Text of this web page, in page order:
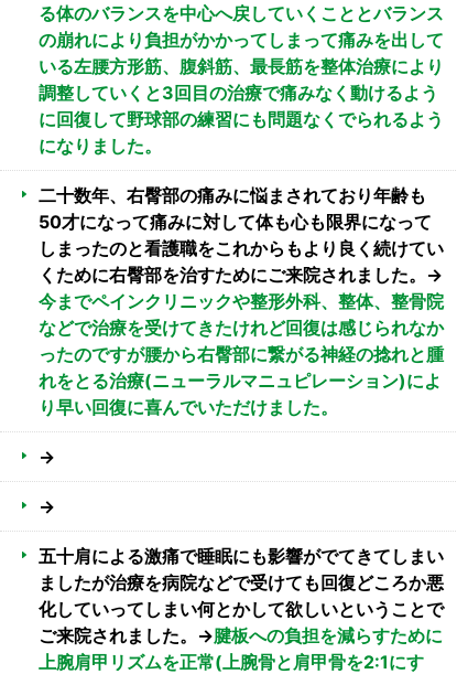
る体のバランスを中心へ戻していくこととバランス
の崩れにより負担がかかってしまって痛みを出して
いる左腰方形筋、腹斜筋、最長筋を整体治療により
調整していくと3回目の治療で痛みなく動けるよう
に回復して野球部の練習にも問題なくでられるよう
になりました。
二十数年、右臀部の痛みに悩まされており年齢も
50才になって痛みに対して体も心も限界になって
しまったのと看護職をこれからもより良く続けてい
くために右臀部を治すためにご来院されました。→
今までペインクリニックや整形外科、整体、整骨院
などで治療を受けてきたけれど回復は感じられなか
ったのですが腰から右臀部に繋がる神経の捻れと腫
れをとる治療(ニューラルマニュピレーション)によ
り早い回復に喜んでいただけました。
→
→
五十肩による激痛で睡眠にも影響がでてきてしまい
ましたが治療を病院などで受けても回復どころか悪
化していってしまい何とかして欲しいということで
ご来院されました。→腱板への負担を減らすために
上腕肩甲リズムを正常(上腕骨と肩甲骨を2:1にす